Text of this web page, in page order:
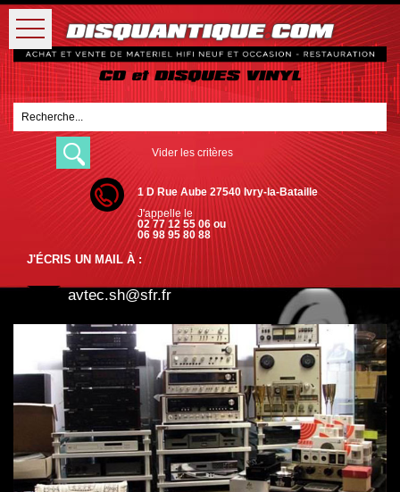
Vider les critères
1 D Rue Aube 27540 Ivry-la-Bataille
J'appelle le
02 77 12 55 06 ou
06 98 95 80 88
J'ÉCRIS UN MAIL À :
avtec.sh@sfr.fr